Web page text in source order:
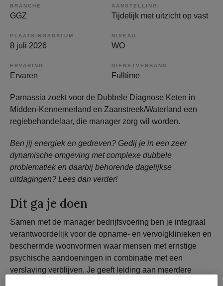
BRANCHE
GGZ
AANSTELLING
Tijdelijk met uitzicht op vast
PLAATSINGSDATUM
8 juli 2026
NIVEAU
WO
ERVARING
Ervaren
DIENSTVERBAND
Fulltime
Parnassia zoekt voor de Dubbele Diagnose Keten in
Midden-Kennemerland en Zaanstreek/Waterland een
regiebehandelaar, die manager zorg wil worden.
Ben jij energiek en gedreven? Gedij je in een zeer
dynamische omgeving met complexe dubbele
problematiek en daarbij behorende dagelijkse
uitdagingen? Lees dan verder!
Dit ga je doen
Samen met de manager bedrijfsvoering ben je integraal
verantwoordelijk voor de opname- en vervolgklinieken en
beschermde woonvormen waar mensen met ernstige
psychische aandoeningen in combinatie met een
verslaving verblijven. Je geeft leiding aan meerdere